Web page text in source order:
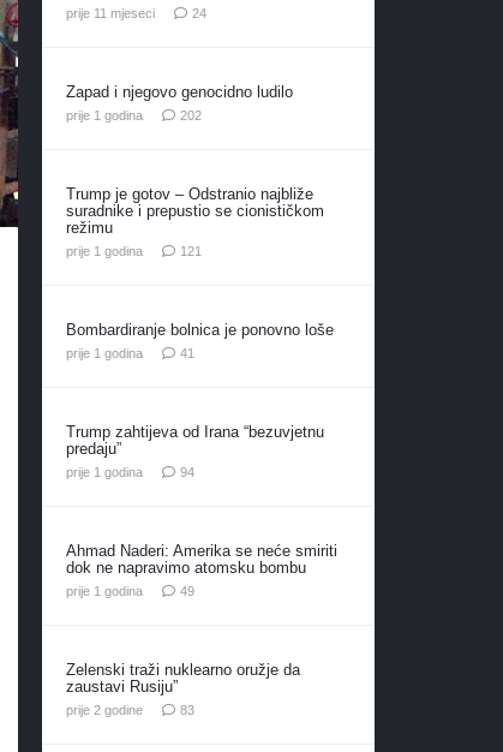
prije 11 mjeseci 24komentara
Zapad i njegovo genocidno ludilo
prije 1 godina 202komentara
Trump je gotov – Odstranio najbliže
suradnike i prepustio se cionističkom
režimu
prije 1 godina 121
Bombardiranje bolnica je ponovno loše
prije 1 godina 41
Trump zahtijeva od Irana “bezuvjetnu
predaju”
prije 1 godina 94komentara
Ahmad Naderi: Amerika se neće smiriti
dok ne napravimo atomsku bombu
prije 1 godina 49komentara
Zelenski traži nuklearno oružje da
zaustavi Rusiju”
prije 2 godine 83komentara